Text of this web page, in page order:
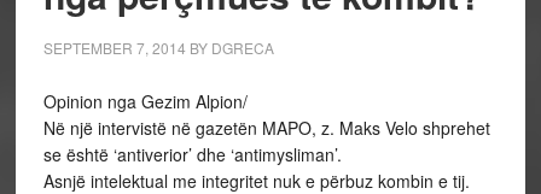
SEPTEMBER 7, 2014 BY DGRECA
Opinion nga Gezim Alpion/
Në një intervistë në gazetën MAPO, z. Maks Velo shprehet
se është ‘antiverior’ dhe ‘antimysliman’.
Asnjë intelektual me integritet nuk e përbuz kombin e tij.